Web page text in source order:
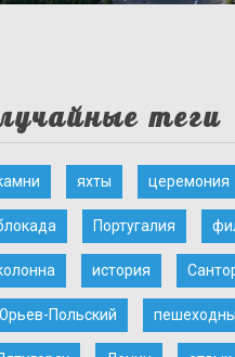
теги
яхты церемония
Португалия
история
Польский